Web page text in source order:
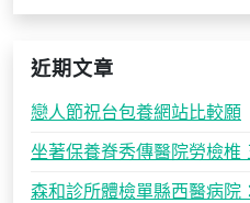
近期文章
戀人節祝台包養網站比較願
坐著保養脊秀傳醫院勞檢椎
森和診所體檢單縣西醫病院